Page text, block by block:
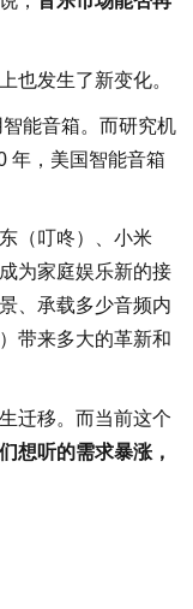
也发生了新变化。
能音箱。而研究机
年，美国智能音箱
（叮咚）、小米
为家庭娱乐新的接
、承载多少音频内
带来多大的革新和
迁移。而当前这个
想听的需求暴涨，